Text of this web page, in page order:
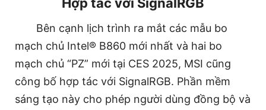
Bên cạnh lịch trình ra mắt các mẫu bo
mạch chủ Intel® B860 mới nhất và hai bo
mạch chủ “PZ” mới tại CES 2025, MSI cũng
công bố hợp tác với SignalRGB. Phần mềm
sáng tạo này cho phép người dùng đồng bộ và